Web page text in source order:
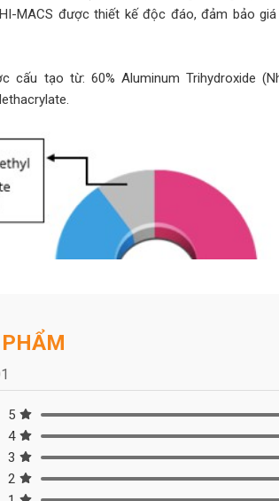
MACS được thiết kế độc đáo, đảm bảo
cấu tạo từ: 60% Aluminum Trihydroxide
Thành phần đá nhân tạo
sản phẩm khác:
5
4
3
2